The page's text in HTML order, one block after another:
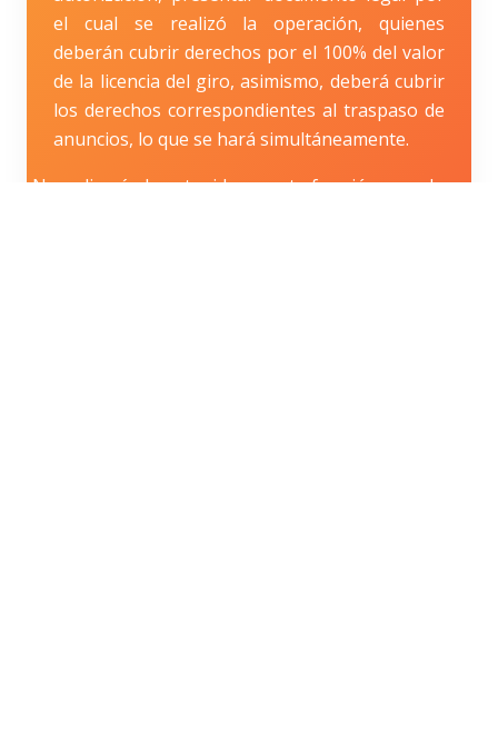
el cual se realizó la operación, quienes
deberán cubrir derechos por el 100% del valor
de la licencia del giro, asimismo, deberá cubrir
los derechos correspondientes al traspaso de
anuncios, lo que se hará simultáneamente.
No aplicará el contenido en esta fracción cuando